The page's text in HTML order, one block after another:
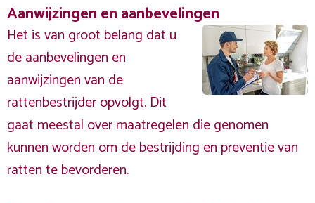
Aanwijzingen en aanbevelingen
Het is van groot belang dat u
de aanbevelingen en
aanwijzingen van de
rattenbestrijder opvolgt. Dit
gaat meestal over maatregelen die genomen
kunnen worden om de bestrijding en preventie van
ratten te bevorderen.